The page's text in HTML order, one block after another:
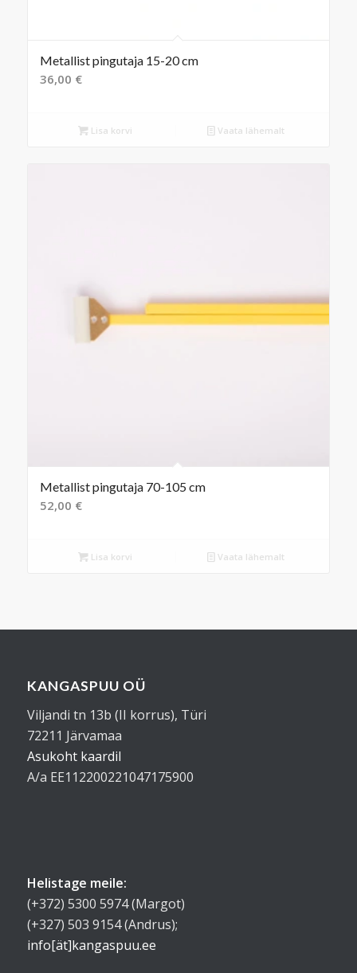
Metallist pingutaja 15-20 cm
36,00 €
Lisa korvi Vaata lähemalt
Metallist pingutaja 70-105 cm
52,00 €
Lisa korvi Vaata lähemalt
KANGASPUU OÜ
Viljandi tn 13b (II korrus), Türi
72211 Järvamaa
Asukoht kaardil
A/a EE112200221047175900
Helistage meile:
(+372) 5300 5974 (Margot)
(+327) 503 9154 (Andrus);
info[ät]kangaspuu.ee